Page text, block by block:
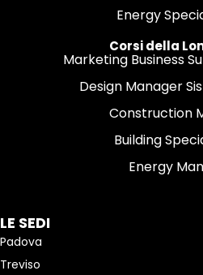
Energy
Corsi della
Marketing Business
Design Manager
Construction
Building
Energy
LE SEDI
Padova
Treviso